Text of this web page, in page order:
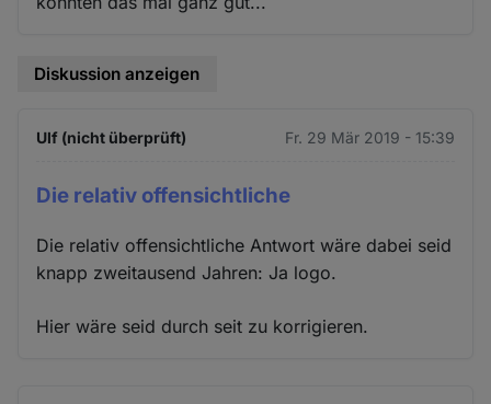
Diskussion anzeigen
Ulf (nicht überprüft) Fr. 29 Mär 2019 - 15:39
Die relativ offensichtliche
Die relativ offensichtliche Antwort wäre dabei seid
knapp zweitausend Jahren: Ja logo.
Hier wäre seid durch seit zu korrigieren.